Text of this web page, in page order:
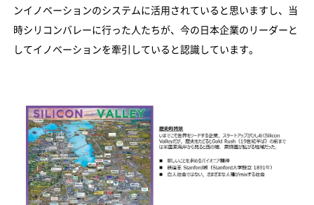
ンイノベーションのシステムに活用されていると思いますし、当
時シリコンバレーに行った人たちが、今の日本企業のリーダーと
してイノベーションを牽引していると認識しています。